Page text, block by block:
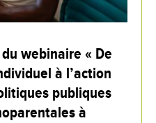
webinaire « De
à l’action
publiques
à